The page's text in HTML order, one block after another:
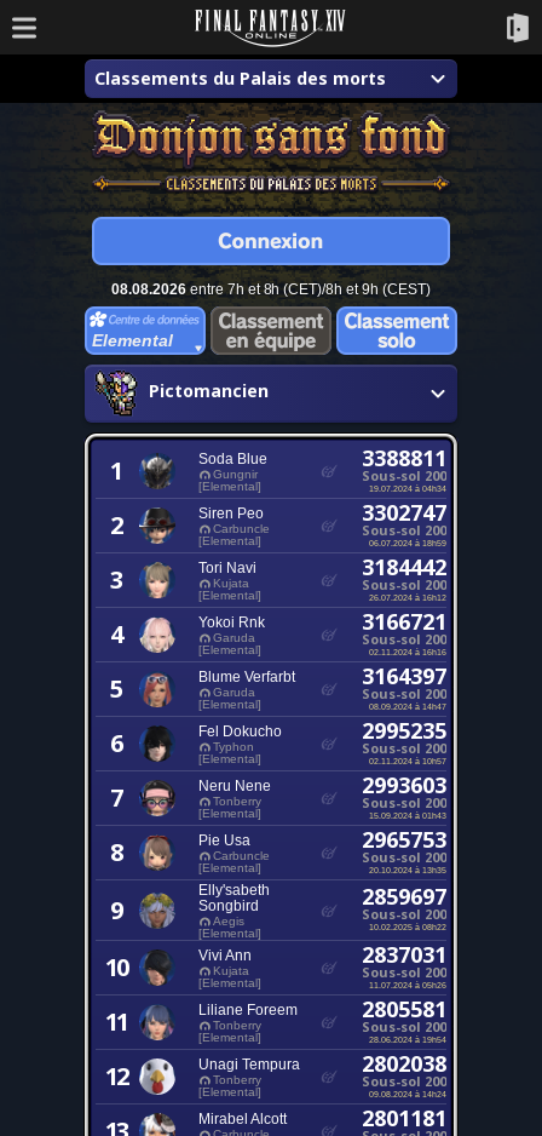
Classements du Palais des morts
08.08.2026entre 7h et 8h (CET)/8h et 9h (CEST)
Elemental
Pictomancien
1 Soda Blue
Gungnir
[Elemental]
3388811
Sous-sol 200
19.07.2024 à 04h34
2 Siren Peo
Carbuncle
[Elemental]
3302747
Sous-sol 200
06.07.2024 à 18h59
3 Tori Navi
Kujata
[Elemental]
3184442
Sous-sol 200
26.07.2024 à 16h12
4 Yokoi Rnk
Garuda
[Elemental]
3166721
Sous-sol 200
02.11.2024 à 16h16
5 Blume Verfarbt
Garuda
[Elemental]
3164397
Sous-sol 200
08.09.2024 à 14h47
6 Fel Dokucho
Typhon
[Elemental]
2995235
Sous-sol 200
02.11.2024 à 10h57
7 Neru Nene
Tonberry
[Elemental]
2993603
Sous-sol 200
15.09.2024 à 01h43
8 Pie Usa
Carbuncle
[Elemental]
2965753
Sous-sol 200
20.10.2024 à 13h35
9
Elly'sabeth
Songbird
Aegis
[Elemental]
2859697
Sous-sol 200
10.02.2025 à 08h22
10 Vivi Ann
Kujata
[Elemental]
2837031
Sous-sol 200
11.07.2024 à 05h26
11 Liliane Foreem
Tonberry
[Elemental]
2805581
Sous-sol 200
28.06.2024 à 19h54
12 Unagi Tempura
Tonberry
[Elemental]
2802038
Sous-sol 200
09.08.2024 à 14h24
Mirabel Alcott 2801181